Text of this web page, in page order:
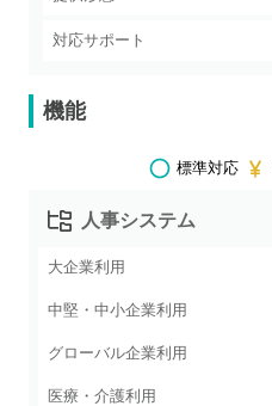
対応サポート
機能
標準対応
人事システム
大企業利用
中堅・中小企業利用
グローバル企業利用
医療・介護利用